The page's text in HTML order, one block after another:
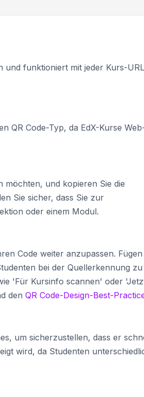
und funktioniert mit jeder Kurs-
QR Code-Typ, da EdX-Kurse
möchten, und kopieren Sie die
Sie sicher, dass Sie zur
oder einem Modul.
Code weiter anzupassen. Fügen
bei der Quellerkennung zu
'Für Kursinfo scannen' oder
den QR Code-Design-Best-
um sicherzustellen, dass er
wird, da Studenten